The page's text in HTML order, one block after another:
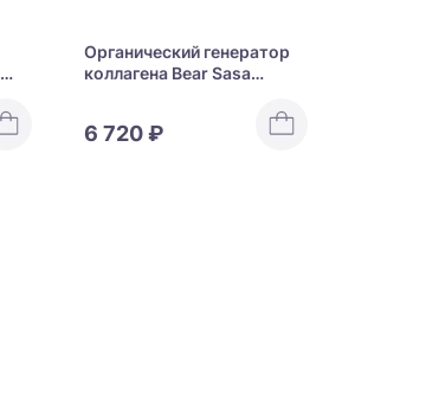
Органический генератор
коллагена Bear Sasa
6 720 ₽